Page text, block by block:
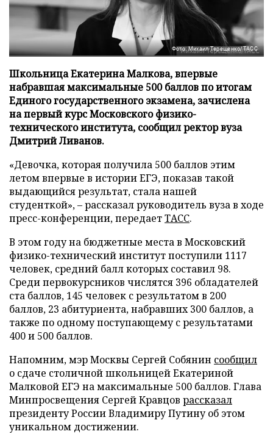
Фото: Михаил Терещенко/ТАСС
Школьница Екатерина Малкова, впервые
набравшая максимальные 500 баллов по итогам
Единого государственного экзамена, зачислена
на первый курс Московского физико-
технического института, сообщил ректор вуза
Дмитрий Ливанов.
«Девочка, которая получила 500 баллов этим
летом впервые в истории ЕГЭ, показав такой
выдающийся результат, стала нашей
студенткой», – рассказал руководитель вуза в ходе
пресс-конференции, передаетТАСС.
В этом году на бюджетные места в Московский
физико-технический институт поступили 1117
человек, средний балл которых составил 98.
Среди первокурсников числятся 396 обладателей
ста баллов, 145 человек с результатом в 200
баллов, 23 абитуриента, набравших 300 баллов, а
также по одному поступающему с результатами
400 и 500 баллов.
Напомним, мэр Москвы Сергей Собянин сообщил
о сдаче столичной школьницей Екатериной
Малковой ЕГЭ на максимальные 500 баллов. Глава
Минпросвещения Сергей Кравцов рассказал
президенту России Владимиру Путину об этом
уникальном достижении.